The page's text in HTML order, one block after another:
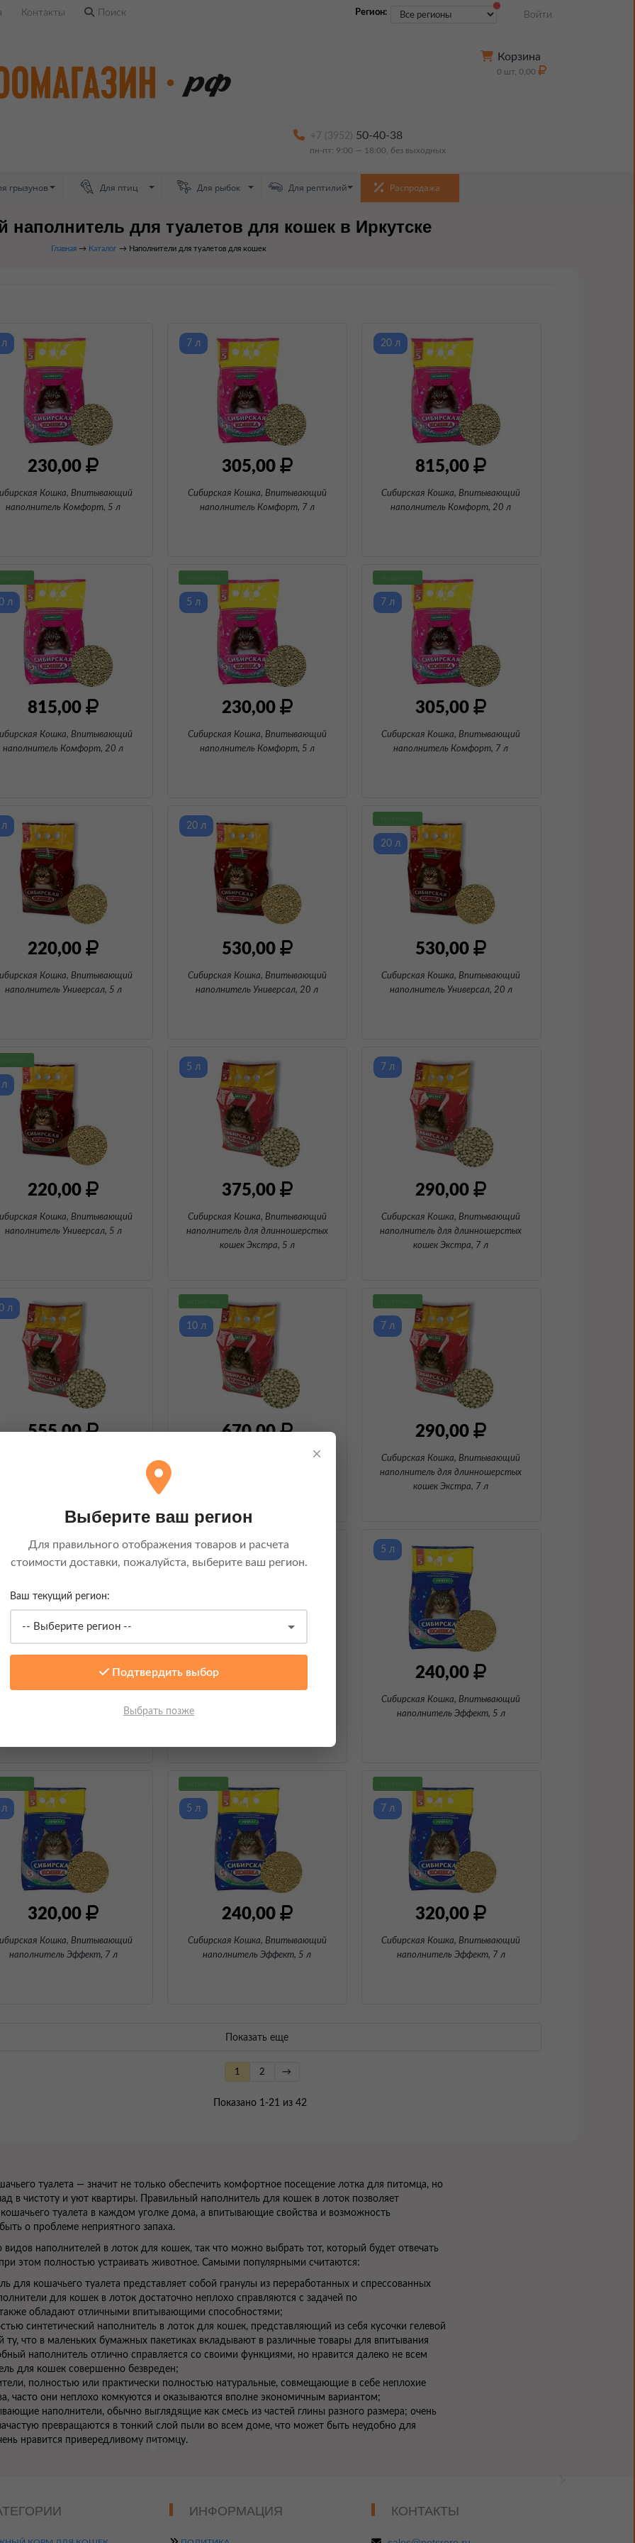
Контакты Поиск Регион: Войти
Корзина
0 шт, 0,00
+7 (3952) 50-40-38
пн-пт: 9:00 — 18:00, без выходных
грызунов Для птиц Для рыбок Для рептилий Распродажа
для туалетов для кошек в Иркутске
Главная → Каталог → Наполнители для туалетов для кошек
230,00
Кошка, Впитывающий
наполнитель Комфорт, 5 л
305,00
7 л
Сибирская Кошка, Впитывающий
наполнитель Комфорт, 7 л
815,00
20 л
Сибирская Кошка, Впитывающий
наполнитель Комфорт, 20 л
815,00
л
Кошка, Впитывающий
наполнитель Комфорт, 20 л
230,00
5 л
Сибирская Кошка, Впитывающий
наполнитель Комфорт, 5 л
305,00
7 л
Сибирская Кошка, Впитывающий
наполнитель Комфорт, 7 л
220,00
Кошка, Впитывающий
наполнитель Универсал, 5 л
530,00
20 л
Сибирская Кошка, Впитывающий
наполнитель Универсал, 20 л
530,00
20 л
Сибирская Кошка, Впитывающий
наполнитель Универсал, 20 л
220,00
Кошка, Впитывающий
наполнитель Универсал, 5 л
375,00
5 л
Сибирская Кошка, Впитывающий
наполнитель для длинношерстых
кошек Экстра, 5 л
290,00
7 л
Сибирская Кошка, Впитывающий
наполнитель для длинношерстых
кошек Экстра, 7 л
555,00
л
670,00
10 л
Сибирская Кошка, Впитывающий
290,00
7 л
Сибирская Кошка, Впитывающий
наполнитель для длинношерстых
кошек Экстра, 7 л
л
для длинношерстых
новинка
5 л
наполнитель для длинношерстых
240,00
5 л
Сибирская Кошка, Впитывающий
наполнитель Эффект, 5 л
320,00
л
Кошка, Впитывающий
наполнитель Эффект, 7 л
240,00
5 л
Сибирская Кошка, Впитывающий
наполнитель Эффект, 5 л
320,00
7 л
Сибирская Кошка, Впитывающий
наполнитель Эффект, 7 л
Показать еще
1 2 →
Показано 1-21 из 42
туалета — значит не только обеспечить комфортное посещение лотка для питомца, но
в чистоту и уют квартиры. Правильный наполнитель для кошек в лоток позволяет
туалета в каждом уголке дома, а впитывающие свойства и возможность
о проблеме неприятного запаха.
видов наполнителей в лоток для кошек, так что можно выбрать тот, который будет отвечать
этом полностью устраивать животное. Самыми популярными считаются:
для кошачьего туалета представляет собой гранулы из переработанных и спрессованных
для кошек в лоток достаточно неплохо справляются с задачей по
также обладают отличными впитывающими способностями;
синтетический наполнитель в лоток для кошек, представляющий из себя кусочки гелевой
что в маленьких бумажных пакетиках вкладывают в различные товары для впитывания
наполнитель отлично справляется со своими функциями, но нравится далеко не всем
для кошек совершенно безвреден;
полностью или практически полностью натуральные, совмещающие в себе неплохие
часто они неплохо комкуются и оказываются вполне экономичным вариантом;
наполнители, обычно выглядящие как смесь из частей глины разного размера; очень
превращаются в тонкий слой пыли во всем доме, что может быть неудобно для
нравится привередливому питомцу.
×
Выберите ваш регион
Для правильного отображения товаров и расчета
стоимости доставки, пожалуйста, выберите ваш регион.
Ваш текущий регион:
Подтвердить выбор
Выбрать позже